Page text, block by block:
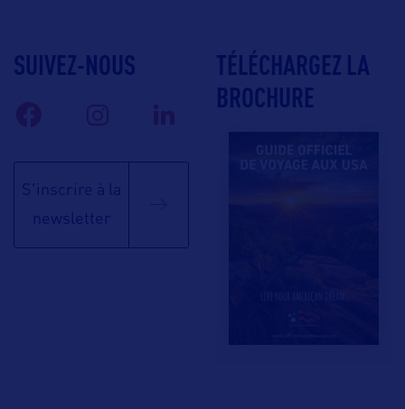
SUIVEZ-NOUS
S'inscrire à la
newsletter
TÉLÉCHARGEZ LA
BROCHURE